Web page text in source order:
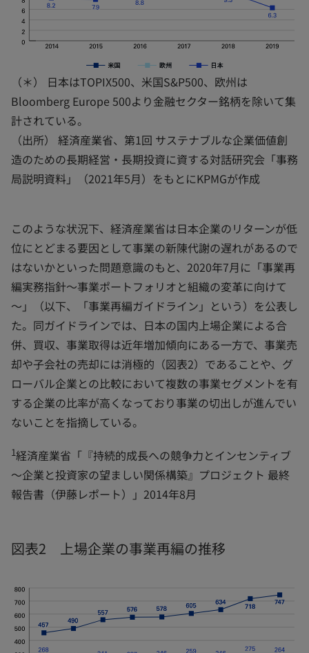
（＊） 日本はTOPIX500、米国S&P500、欧州は
Bloomberg Europe 500より金融セクター銘柄を除いて集
計されている。
（出所） 経済産業省、第1回 サステナブルな企業価値創
造のための長期経営・長期投資に資する対話研究会「事務
局説明資料」（2021年5月）をもとにKPMGが作成
このような状況下、経済産業省は日本企業のリターンが低
位にとどまる要因として事業の新陳代謝の遅れがあるので
はないかといった問題意識のもと、2020年7月に「事業再
編実務指針～事業ポートフォリオと組織の変革に向けて
～」（以下、「事業再編ガイドライン」という）を公表し
た。同ガイドラインでは、日本の国内上場企業による合
併、買収、事業取得は近年増加傾向にある一方で、事業売
却や子会社の売却には消極的（図表2）であることや、グ
ローバル企業との比較において複数の事業セグメントを有
する企業の比率が高くなっており事業の切出しが進んでい
ないことを指摘している。
1経済産業省「『持続的成長への競争力とインセンティブ
～企業と投資家の望ましい関係構築』プロジェクト 最終
報告書（伊藤レポート）」2014年8月
図表2 上場企業の事業再編の推移